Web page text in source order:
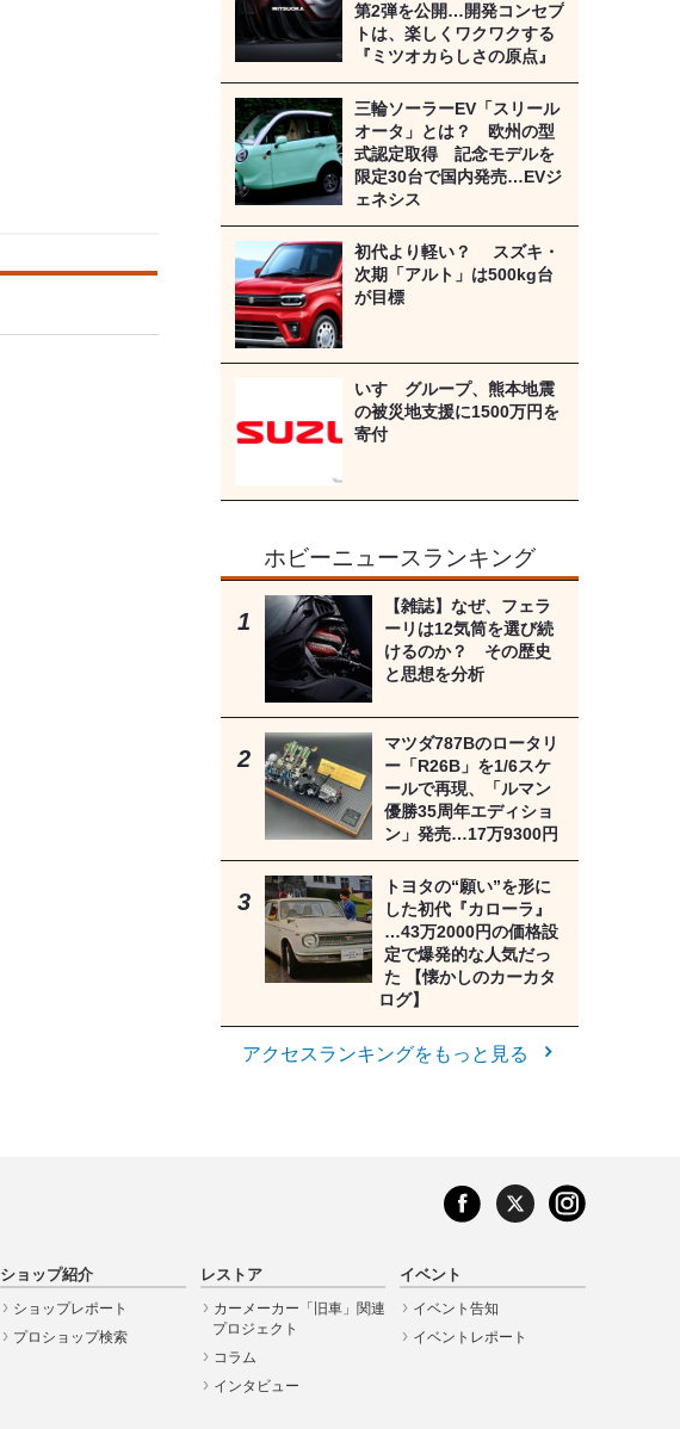
第2弾を公開…開発コンセプ
トは、楽しくワクワクする
『ミツオカらしさの原点』
三輪ソーラーEV「スリール
オータ」とは？ 欧州の型
式認定取得 記念モデルを
限定30台で国内発売…EVジ
ェネシス
初代より軽い？ スズキ・
次期「アルト」は500kg台
が目標
いすゞグループ、熊本地震
の被災地支援に1500万円を
寄付
ホビーニュースランキング
【雑誌】なぜ、フェラ
ーリは12気筒を選び続
けるのか？ その歴史
と思想を分析
マツダ787Bのロータリ
ー「R26B」を1/6スケ
ールで再現、「ルマン
優勝35周年エディショ
ン」発売…17万9300円
トヨタの“願い”を形に
した初代『カローラ』
…43万2000円の価格設
定で爆発的な人気だっ
た 【懐かしのカーカタ
ログ】
アクセスランキングをもっと見る
ショップ紹介
ショップレポート
プロショップ検索
レストア
カーメーカー「旧車」関連
プロジェクト
コラム
インタビュー
イベント
イベント告知
イベントレポート